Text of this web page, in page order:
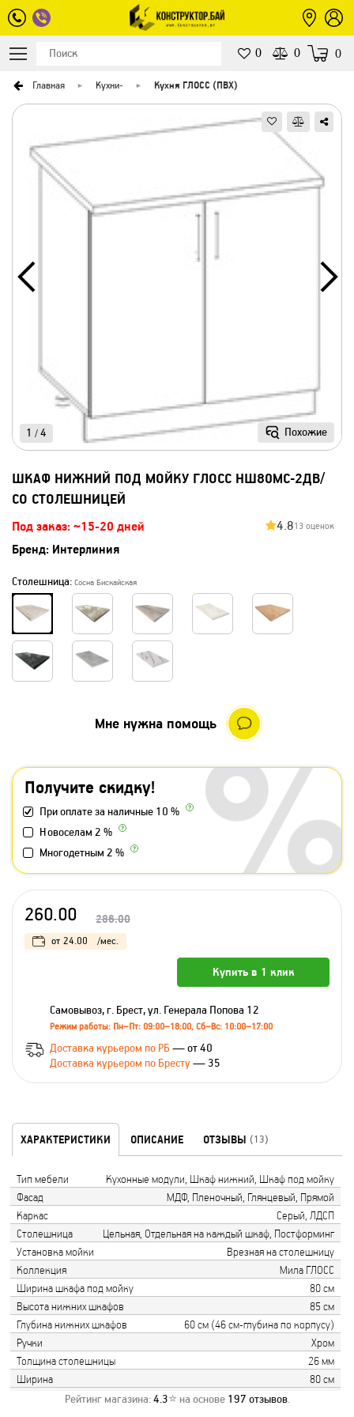
0 0 0
Главная Кухни- Кухня ГЛОСС (ПВХ)
Похожие
1 / 4
ШКАФ НИЖНИЙ ПОД МОЙКУ ГЛОСС НШ80МС-2ДВ/
СО СТОЛЕШНИЦЕЙ
Под заказ: ~15-20 дней 4.813 оценок
Бренд: Интерлиния
Столешница: Сосна Бискайская
Получите скидку!
При оплате за наличные 10 %
Новоселам 2 %
Многодетным 2 %
Мне нужна помощь
260.00 286.00
от 24.00 /мес.
Купить в 1 клик
Самовывоз, г. Брест, ул. Генерала Попова 12
Режим работы: Пн–Пт: 09:00–18:00, Сб–Вс: 10:00–17:00
Доставка курьером по РБ — от 40
Доставка курьером по Бресту— 35
ХАРАКТЕРИСТИКИ ОПИСАНИЕ ОТЗЫВЫ (13)
Тип мебели
Кухонные модули, Шкаф нижний, Шкаф под мойку
Фасад
МДФ, Пленочный, Глянцевый, Прямой
Каркас
Серый, ЛДСП
Столешница
Цельная, Отдельная на каждый шкаф, Постформинг
Установка мойки
Врезная на столешницу
Коллекция
Мила ГЛОСС
Ширина шкафа под мойку
80 см
Высота нижних шкафов
85 см
Глубина нижних шкафов
60 см (46 см-глубина по корпусу)
Ручки
Хром
Толщина столешницы
26 мм
Ширина
80 см
Рейтинг магазина:4.3⭐ на основе 197 отзывов.